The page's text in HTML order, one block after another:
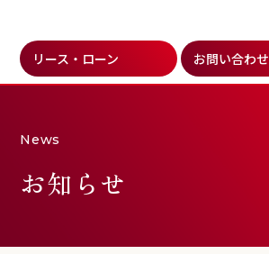
リース・ローン お問い合わせ
News
お知らせ